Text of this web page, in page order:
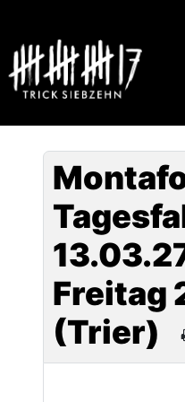
Freitag
(Trier)